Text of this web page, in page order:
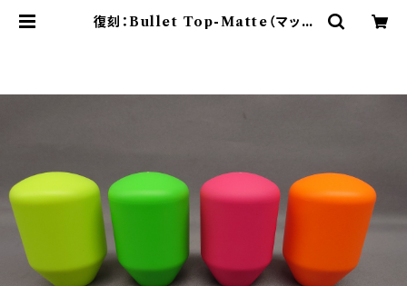
復刻：Bullet Top-Matte（マット